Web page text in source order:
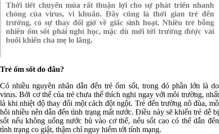
Thời tiết chuyển mùa rất thuận lợi cho sự phát triển nhanh
chóng của virus, vi khuẩn. Đây cũng là thời gian trẻ đến
trường, có sự thay đổi giờ về giấc sinh hoạt. Nhiều trẻ bỗng
nhiên ốm sốt phải nghỉ học, mặc dù mới tới trường được vài
buổi khiến cha mẹ lo lắng.
Trẻ ốm sốt do đâu?
Có nhiều nguyên nhân dẫn đến trẻ ốm sốt, trong đó phần lớn là do
virus. Bởi cơ thể của trẻ chưa thể thích nghi ngay với môi trường, nhất
là khi nhiệt độ thay đổi một cách đột ngột. Trẻ đến trường nô đùa, mồ
hôi nhiều nên dẫn đến tình trạng mất nước. Điều này sẽ khiến trẻ dễ bị
sốt nếu không uống nước bù vào cơ thể, nếu sốt cao có thể dẫn đến
tình trạng co giật, thậm chí nguy hiểm tới tính mạng.